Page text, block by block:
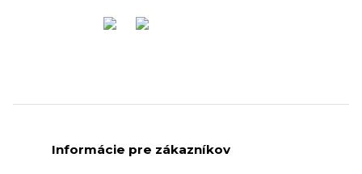
Informácie pre zákazníkov